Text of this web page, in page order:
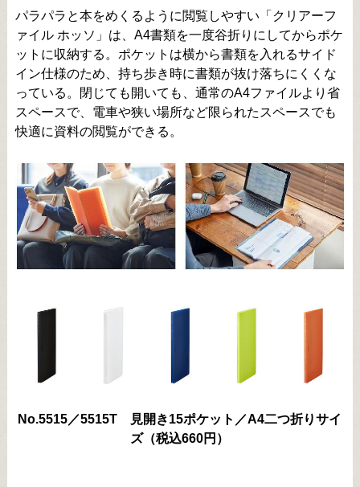
パラパラと本をめくるように閲覧しやすい「クリアーフ
ァイル ホッソ」は、A4書類を一度谷折りにしてからポケ
ットに収納する。ポケットは横から書類を入れるサイド
イン仕様のため、持ち歩き時に書類が抜け落ちにくくな
っている。閉じても開いても、通常のA4ファイルより省
スペースで、電車や狭い場所など限られたスペースでも
快適に資料の閲覧ができる。
No.5515／5515T 見開き15ポケット／A4二つ折りサイ
ズ（税込660円）